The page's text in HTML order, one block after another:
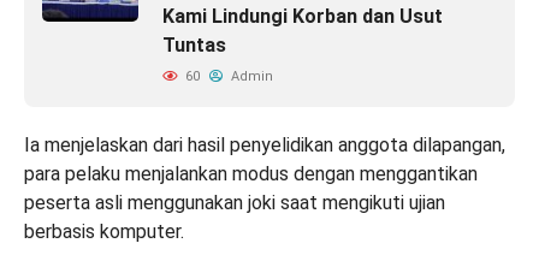
Kami Lindungi Korban dan Usut
Tuntas
60 Admin
Ia menjelaskan dari hasil penyelidikan anggota dilapangan,
para pelaku menjalankan modus dengan menggantikan
peserta asli menggunakan joki saat mengikuti ujian
berbasis komputer.